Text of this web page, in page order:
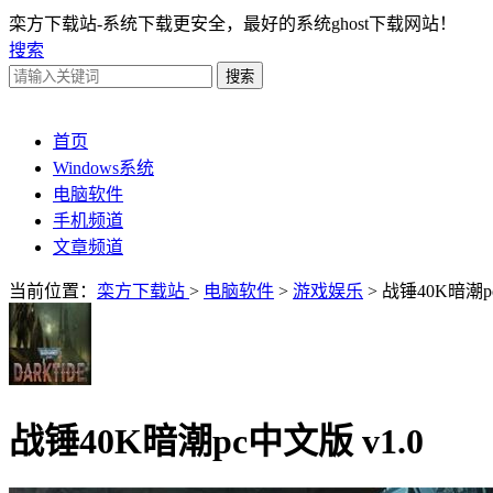
栾方下载站-系统下载更安全，最好的系统ghost下载网站！
搜索
首页
Windows系统
电脑软件
手机频道
文章频道
当前位置： 栾方下载站 > 电脑软件 > 游戏娱乐 > 战锤40K暗潮
战锤40K暗潮pc中文版 v1.0